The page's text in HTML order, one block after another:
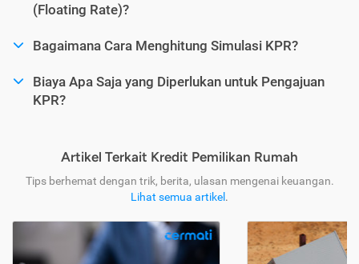
(Floating Rate)?
Bagaimana Cara Menghitung Simulasi KPR?
Biaya Apa Saja yang Diperlukan untuk Pengajuan
KPR?
Artikel Terkait Kredit Pemilikan Rumah
Tips berhemat dengan trik, berita, ulasan mengenai keuangan.
Lihat semua artikel .